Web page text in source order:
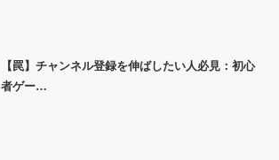
【罠】チャンネル登録を伸ばしたい人必見：初心
者ゲー…